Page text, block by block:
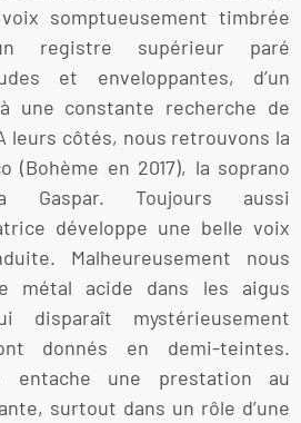
somptueusement timbrée
registre supérieur paré
et enveloppantes, d’un
une constante recherche de
leurs côtés, nous retrouvons la
(Bohème en 2017), la soprano
Gaspar. Toujours aussi
développe une belle voix
Malheureusement nous
métal acide dans les aigus
disparaît mystérieusement
donnés en demi-teintes.
entache une prestation au
surtout dans un rôle d’une